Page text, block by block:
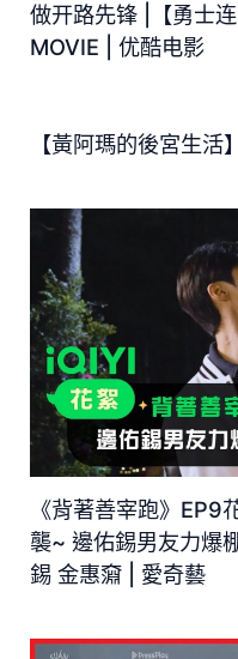
做开路先锋 |【勇士
MOVIE | 优酷电影
【黃阿瑪的後宮生活
《背著善宰跑》EP9
襲~ 邊佑錫男友力爆
錫 金惠奫 | 愛奇藝